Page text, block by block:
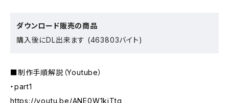
ダウンロード販売の商品
購入後にDL出来ます (463803バイト)
■制作手順解説（Youtube）
・part1
https://youtu.be/ANE0W1kjTtg